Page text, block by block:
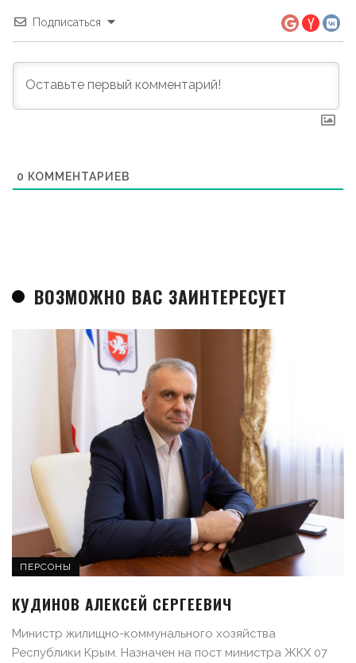
Подписаться
0 КОММЕНТАРИЕВ
ВОЗМОЖНО ВАС ЗАИНТЕРЕСУЕТ
ПЕРСОНЫ
КУДИНОВ АЛЕКСЕЙ СЕРГЕЕВИЧ
Министр жилищно-коммунального хозяйства
Республики Крым. Назначен на пост министра ЖКХ 07